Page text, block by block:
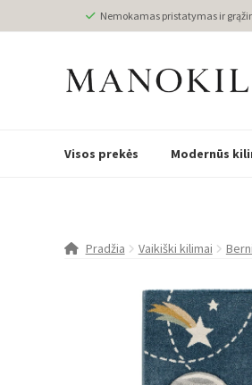
Nemokamas pristatymas ir
Visos prekės Modernūs
Pradžia Vaikiški kilimai